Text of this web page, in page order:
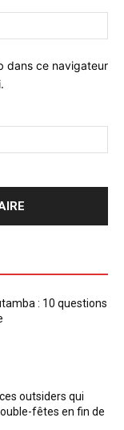
:
dans ce navigateur
: 10 questions
outsiders qui
fêtes en fin de